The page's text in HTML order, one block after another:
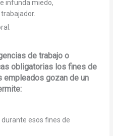
infunda miedo,
de trabajo o
obligatorias los fines de
empleados gozan de un
esos fines de